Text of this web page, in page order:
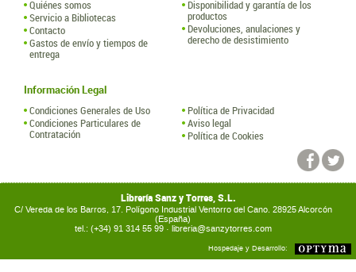
Quiénes somos
Servicio a Bibliotecas
Contacto
Gastos de envío y tiempos de
entrega
Disponibilidad y garantía de los
productos
Devoluciones, anulaciones y
derecho de desistimiento
Información Legal
Condiciones Generales de Uso
Condiciones Particulares de
Contratación
Política de Privacidad
Aviso legal
Política de Cookies
Librería Sanz y Torres, S.L.
C/ Vereda de los Barros, 17. Polígono Industrial Ventorro del Cano. 28925 Alcorcón
(España)
tel.: (+34) 91 314 55 99 · libreria@sanzytorres.com
Hospedaje y Desarrollo: